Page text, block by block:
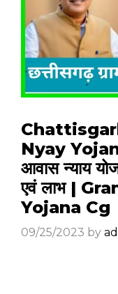
Nyay
आवास न्याय
एवं लाभ |
Yojana Cg
09/25/2023 by